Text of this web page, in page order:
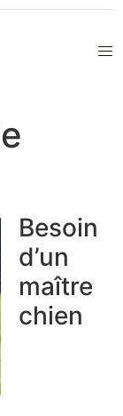
Besoin
d’un
maître
chien